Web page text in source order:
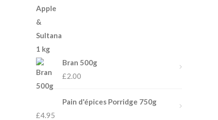
Bran 500g
£2.00
Pain d'épices Porridge 750g
£4.95